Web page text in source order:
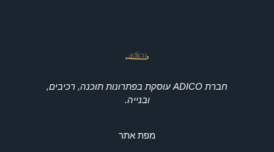
חברת ADICO עוסקת בפתרונות תוכנה, רכיבים,
ובנייה.
מפת אתר